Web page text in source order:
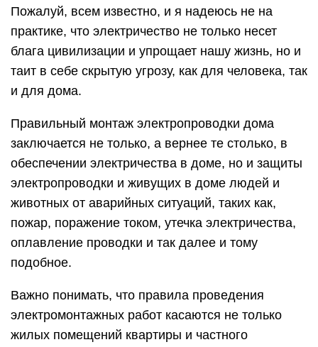
Пожалуй, всем известно, и я надеюсь не на
практике, что электричество не только несет
блага цивилизации и упрощает нашу жизнь, но и
таит в себе скрытую угрозу, как для человека, так
и для дома.
Правильный монтаж электропроводки дома
заключается не только, а вернее те столько, в
обеспечении электричества в доме, но и защиты
электропроводки и живущих в доме людей и
животных от аварийных ситуаций, таких как,
пожар, поражение током, утечка электричества,
оплавление проводки и так далее и тому
подобное.
Важно понимать, что правила проведения
электромонтажных работ касаются не только
жилых помещений квартиры и частного